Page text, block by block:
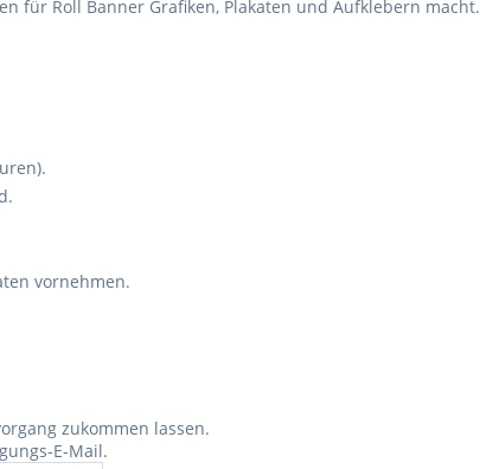
für Roll Banner Grafiken, Plakaten und Aufklebern macht.
vornehmen.
zukommen lassen.
E-Mail.